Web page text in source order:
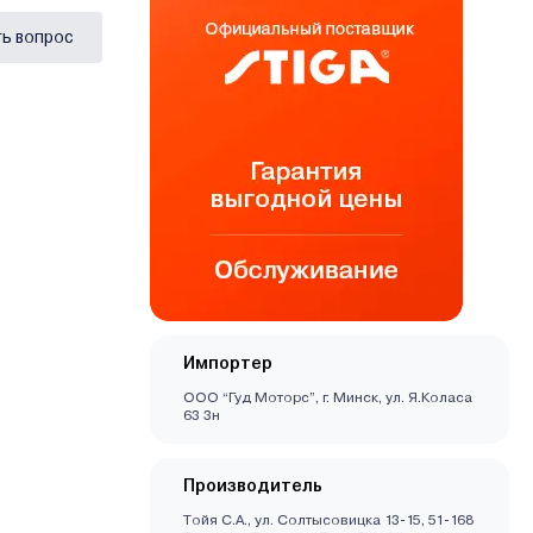
вопрос
Импортер
ООО “Гуд Моторс”, г. Минск, ул. Я.Коласа
63 3н
Производитель
Тойя С.А., ул. Солтысовицка 13-15, 51-168